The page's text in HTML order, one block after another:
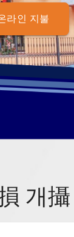
라인 지불
개